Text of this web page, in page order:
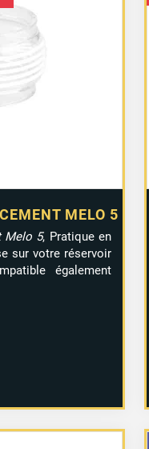
MELO 5
prix
actuel
est :
2,90 €.
Melo 5, Pratique en
sur votre réservoir
également